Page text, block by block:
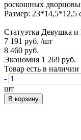
роскошных
Размер: 23*14,5*12,5
Статуэтка Девушка
7 191 руб. /шт
8 460 руб.
Экономия 1 269 руб.
Товар есть в наличии
-
шт
В корзину